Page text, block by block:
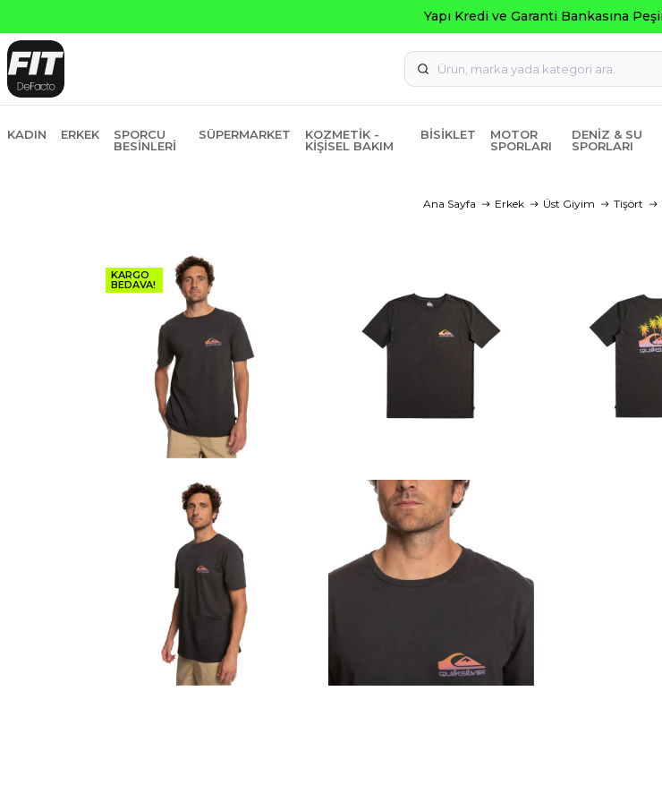
Yapı Kredi ve Garanti Bankasına Peşin Fiyatına 6 Taksit
KADIN ERKEK
SPORCU
BESINLERI
SÜPERMARKET
KOZMETIK -
KIŞISEL BAKIM
BISIKLET
MOTOR
SPORLARI
DENIZ & SU
SPORLARI
Ana Sayfa Erkek Üst Giyim Tişört
KARGO
BEDAVA!